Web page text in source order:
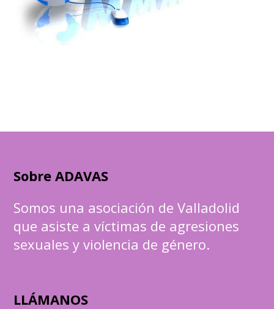
Sobre ADAVAS
Somos una asociación de Valladolid
que asiste a víctimas de agresiones
sexuales y violencia de género.
LLÁMANOS